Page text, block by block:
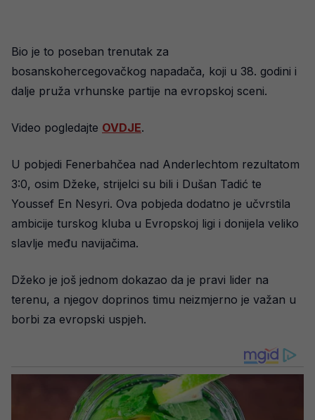
Bio je to poseban trenutak za
bosanskohercegovačkog napadača, koji u 38. godini i
dalje pruža vrhunske partije na evropskoj sceni.
Video pogledajte OVDJE.
U pobjedi Fenerbahčea nad Anderlechtom rezultatom
3:0, osim Džeke, strijelci su bili i Dušan Tadić te
Youssef En Nesyri. Ova pobjeda dodatno je učvrstila
ambicije turskog kluba u Evropskoj ligi i donijela veliko
slavlje među navijačima.
Džeko je još jednom dokazao da je pravi lider na
terenu, a njegov doprinos timu neizmjerno je važan u
borbi za evropski uspjeh.